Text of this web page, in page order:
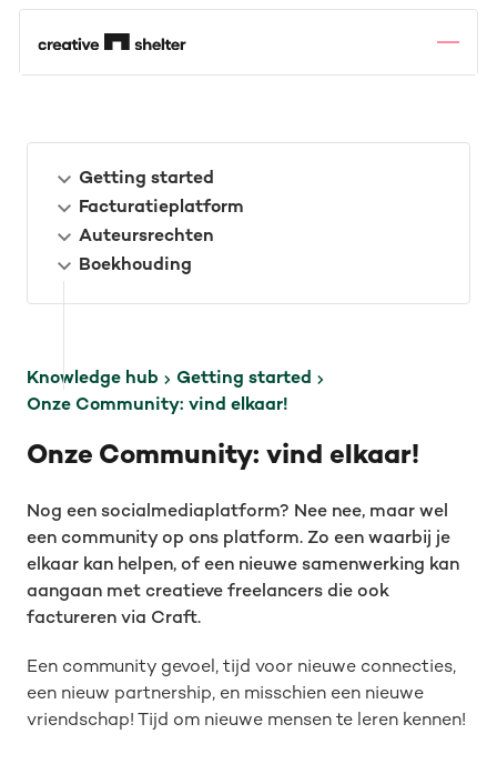
Getting started
Facturatieplatform
Auteursrechten
Boekhouding
Knowledge hub
Getting started
Onze Community: vind elkaar!
Onze Community: vind elkaar!
Nog een socialmediaplatform? Nee nee, maar wel
een community op ons platform. Zo een waarbij je
elkaar kan helpen, of een nieuwe samenwerking kan
aangaan met creatieve freelancers die ook
factureren via Craft.
Een community gevoel, tijd voor nieuwe connecties,
een nieuw partnership, en misschien een nieuwe
vriendschap! Tijd om nieuwe mensen te leren kennen!